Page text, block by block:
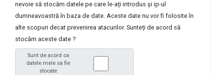
nevoie să stocăm datele pe care le-ați introdus și ip-ul
dumneavoastră în baza de date. Aceste date nu vor fi folosite în
alte scopuri decat prevenirea atacurilor. Sunteți de acord să
stocăm aceste date ?
Sunt de acord ca
datele mele sa fie
stocate